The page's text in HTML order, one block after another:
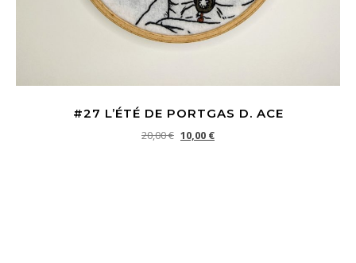
#27 L’ÉTÉ DE PORTGAS D. ACE
20,00€ Le prix initial était : 20,00 €.
10,00 €Le prix actuel est : 10,00 €.